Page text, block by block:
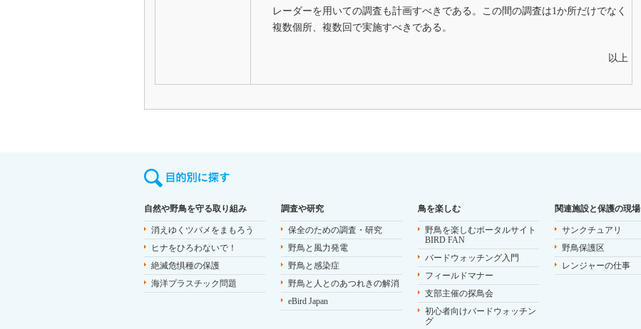
レーダーを用いての調査も計画すべきである。この間の調査は1か所だけでなく
複数個所、複数回で実施すべきである。
以上
自然や野鳥を守る取り組み
消えゆくツバメをまもろう
ヒナをひろわないで！
絶滅危惧種の保護
海洋プラスチック問題
調査や研究
保全のための調査・研究
野鳥と風力発電
野鳥と感染症
野鳥と人とのあつれきの解消
eBird Japan
鳥を楽しむ
野鳥を楽しむポータルサイト
BIRD FAN
バードウォッチング入門
フィールドマナー
支部主催の探鳥会
初心者向けバードウォッチン
グ
関連施設と保護の現場
サンクチュアリ
野鳥保護区
レンジャーの仕事